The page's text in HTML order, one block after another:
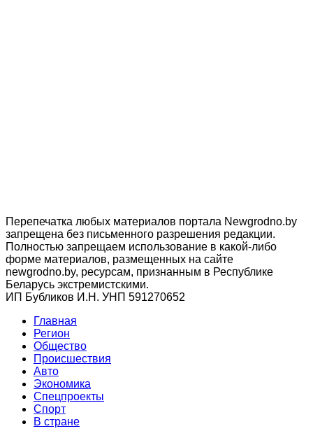
Перепечатка любых материалов портала Newgrodno.by
запрещена без письменного разрешения редакции.
Полностью запрещаем использование в какой-либо
форме материалов, размещенных на сайте
newgrodno.by, ресурсам, признанным в Республике
Беларусь экстремистскими.
ИП Бубликов И.Н. УНП 591270652
Главная
Регион
Общество
Происшествия
Авто
Экономика
Спецпроекты
Cпорт
В стране